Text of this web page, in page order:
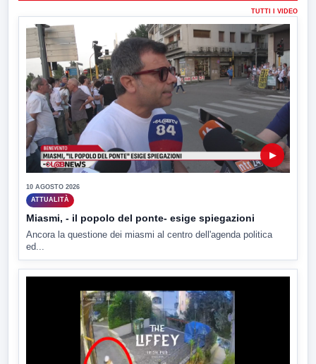
TUTTI I VIDEO
▶
10 AGOSTO 2026
ATTUALITÀ
Miasmi, - il popolo del ponte- esige spiegazioni
Ancora la questione dei miasmi al centro dell'agenda politica
ed...